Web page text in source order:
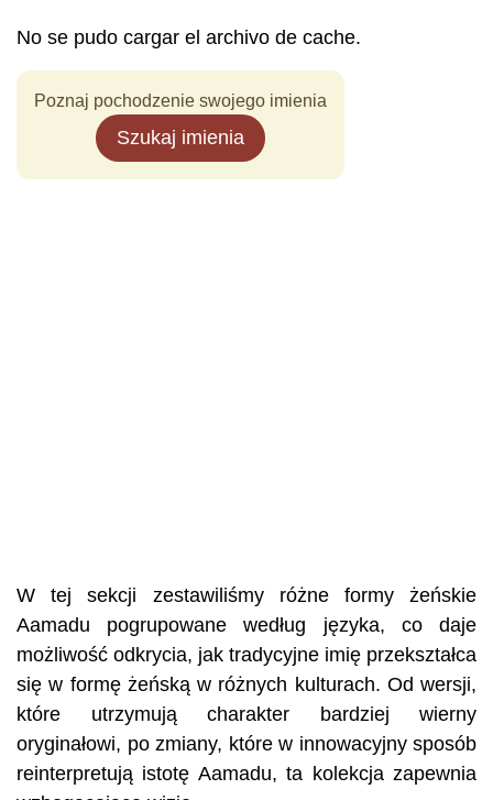
No se pudo cargar el archivo de cache.
Poznaj pochodzenie swojego imienia
Szukaj imienia
W tej sekcji zestawiliśmy różne formy żeńskie
Aamadu pogrupowane według języka, co daje
możliwość odkrycia, jak tradycyjne imię przekształca
się w formę żeńską w różnych kulturach. Od wersji,
które utrzymują charakter bardziej wierny
oryginałowi, po zmiany, które w innowacyjny sposób
reinterpretują istotę Aamadu, ta kolekcja zapewnia